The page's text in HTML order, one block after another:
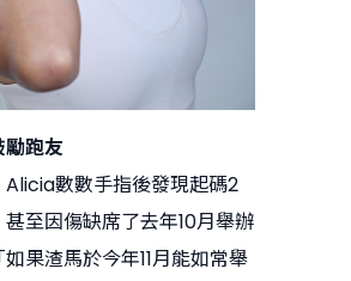
勵跑友
Alicia數數手指後發現起碼2
至因傷缺席了去年10月舉辦
果渣馬於今年11月能如常舉